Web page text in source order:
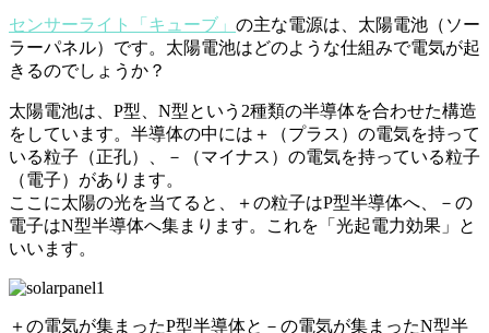
センサーライト「キューブ」 の主な電源は、太陽電池（ソー
ラーパネル）です。太陽電池はどのような仕組みで電気が起
きるのでしょうか？
太陽電池は、P型、N型という2種類の半導体を合わせた構造
をしています。半導体の中には＋（プラス）の電気を持って
いる粒子（正孔）、－（マイナス）の電気を持っている粒子
（電子）があります。
ここに太陽の光を当てると、＋の粒子はP型半導体へ、－の
電子はN型半導体へ集まります。これを「光起電力効果」と
いいます。
＋の電気が集まったP型半導体と－の電気が集まったN型半